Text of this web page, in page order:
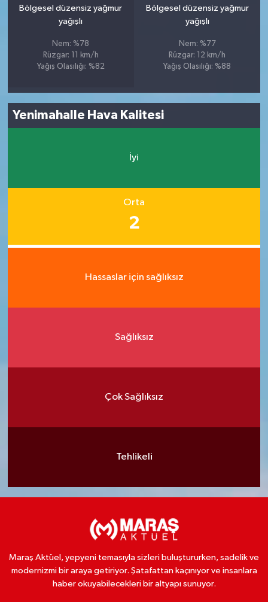
Bölgesel düzensiz yağmur
yağışlı
Nem: %78
Rüzgar: 11 km/h
Yağış Olasılığı: %82
Bölgesel düzensiz yağmur
yağışlı
Nem: %77
Rüzgar: 12 km/h
Yağış Olasılığı: %88
Yenimahalle Hava Kalitesi
İyi
Orta
2
Hassaslar için sağlıksız
Sağlıksız
Çok Sağlıksız
Tehlikeli
Maraş Aktüel, yepyeni temasıyla sizleri buluştururken, sadelik ve
modernizmi bir araya getiriyor. Şatafattan kaçınıyor ve insanlara
haber okuyabilecekleri bir altyapı sunuyor.